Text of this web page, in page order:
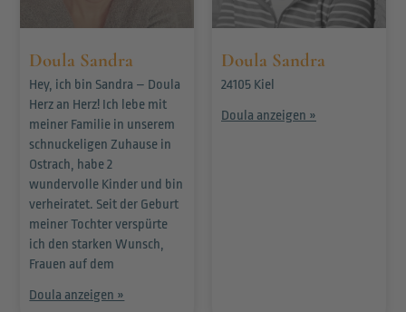
Doula Sandra
Hey, ich bin Sandra – Doula
Herz an Herz! Ich lebe mit
meiner Familie in unserem
schnuckeligen Zuhause in
Ostrach, habe 2
wundervolle Kinder und bin
verheiratet. Seit der Geburt
meiner Tochter verspürte
ich den starken Wunsch,
Frauen auf dem
Doula anzeigen »
Doula Sandra
24105 Kiel
Doula anzeigen »